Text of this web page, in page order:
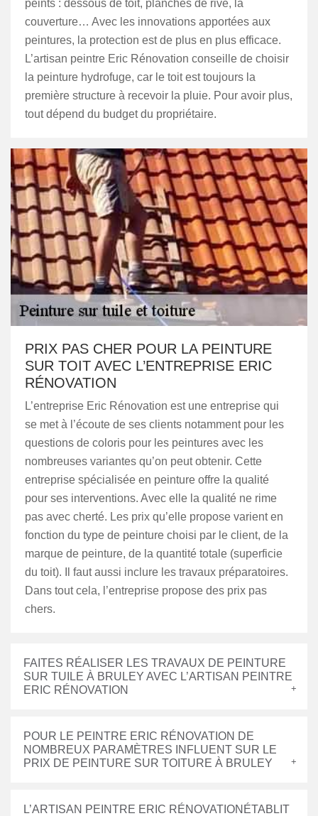
peints : dessous de toit, planches de rive, la
couverture… Avec les innovations apportées aux
peintures, la protection est de plus en plus efficace.
L’artisan peintre Eric Rénovation conseille de choisir
la peinture hydrofuge, car le toit est toujours la
première structure à recevoir la pluie. Pour avoir plus,
tout dépend du budget du propriétaire.
PRIX PAS CHER POUR LA PEINTURE
SUR TOIT AVEC L’ENTREPRISE ERIC
RÉNOVATION
L’entreprise Eric Rénovation est une entreprise qui
se met à l’écoute de ses clients notamment pour les
questions de coloris pour les peintures avec les
nombreuses variantes qu’on peut obtenir. Cette
entreprise spécialisée en peinture offre la qualité
pour ses interventions. Avec elle la qualité ne rime
pas avec cherté. Les prix qu’elle propose varient en
fonction du type de peinture choisi par le client, de la
marque de peinture, de la quantité totale (superficie
du toit). Il faut aussi inclure les travaux préparatoires.
Dans tout cela, l’entreprise propose des prix pas
chers.
FAITES RÉALISER LES TRAVAUX DE PEINTURE
SUR TUILE À BRULEY AVEC L’ARTISAN PEINTRE
ERIC RÉNOVATION
POUR LE PEINTRE ERIC RÉNOVATION DE
NOMBREUX PARAMÈTRES INFLUENT SUR LE
PRIX DE PEINTURE SUR TOITURE À BRULEY
L’ARTISAN PEINTRE ERIC RÉNOVATIONÉTABLIT